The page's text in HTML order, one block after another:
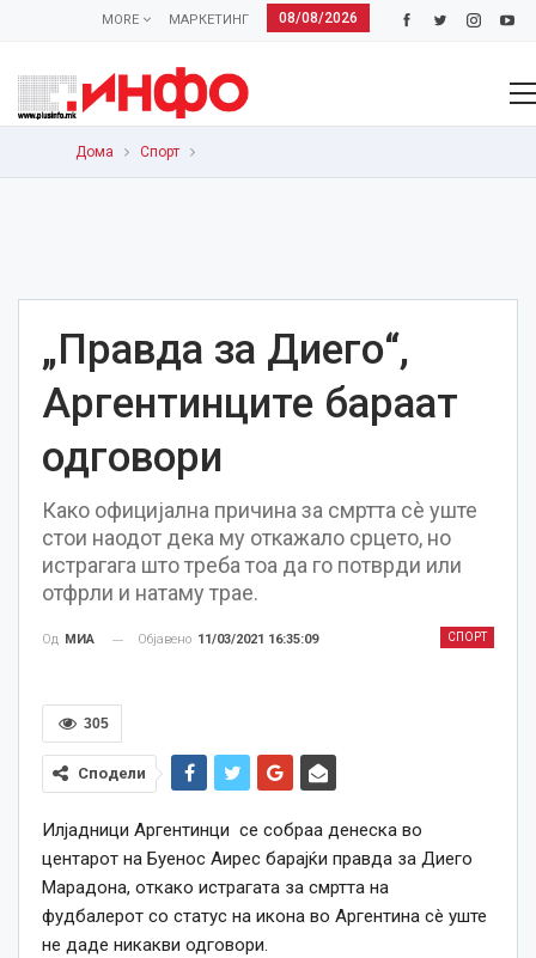
08/08/2026
МАРКЕТИНГ
MORE
Дома Спорт
„Правда за Диего“,
Аргентинците бараат
одговори
Како официјална причина за смртта сè уште
стои наодот дека му откажало срцето, но
истрагага што треба тоа да го потврди или
отфрли и натаму трае.
СПОРТ
Од МИА Објавено 11/03/2021 16:35:09
305
Сподели
Илјадници Аргентинци се собраа денеска во
центарот на Буенос Аирес барајќи правда за Диего
Марадона, откако истрагата за смртта на
фудбалерот со статус на икона во Аргентина сè уште
не даде никакви одговори.